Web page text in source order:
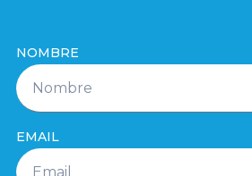
NOMBRE
EMAIL